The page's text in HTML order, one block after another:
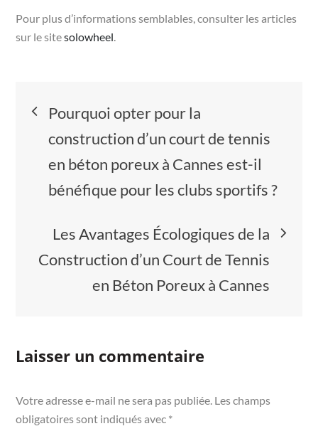
Pour plus d’informations semblables, consulter les articles
sur le sitesolowheel.
Navigation
de
l’article
Pourquoi opter pour la
construction d’un court de tennis
en béton poreux à Cannes est-il
bénéfique pour les clubs sportifs ?
Les Avantages Écologiques de la
Construction d’un Court de Tennis
en Béton Poreux à Cannes
Laisser un commentaire
Votre adresse e-mail ne sera pas publiée. Les champs
obligatoires sont indiqués avec *